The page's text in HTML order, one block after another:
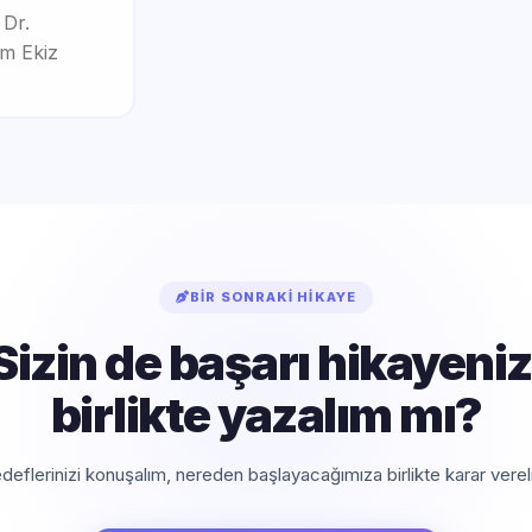
BIR SONRAKI HIKAYE
de başarı
birlikte yazalım mı?
konuşalım, nereden başlayacağımıza birlikte karar